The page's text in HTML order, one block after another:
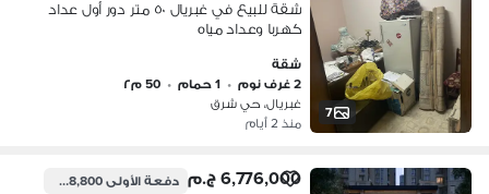
7
شقة للبيع في غبريال ٥٠ متر دور أول عداد
كهربا وعداد مياه
شقة
2 غرف نوم
• 1 حمام • 50 م٢
غبريال، حي شرق
منذ 2 أيام
6,776,000 ج.م دفعة الأولى338,800 ج.م